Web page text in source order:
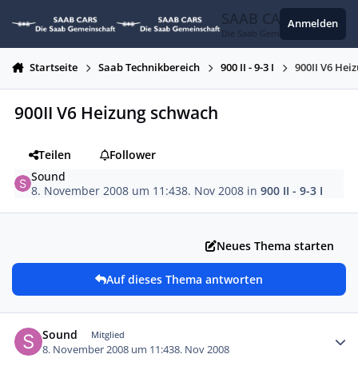
SAAB CARS
Die Saab Gemeinschaft
Anmelden
Startseite Saab Technikbereich 900 II - 9-3 I 900II V6
900II V6 Heizung schwach
Teilen
Follower
Sound
8. November 2008 um 11:438. Nov 2008 in900 II - 9-3 I
Neues Thema starten
Auf dieses Thema antworten
Sound Mitglied
8. November 2008 um 11:438. Nov 2008